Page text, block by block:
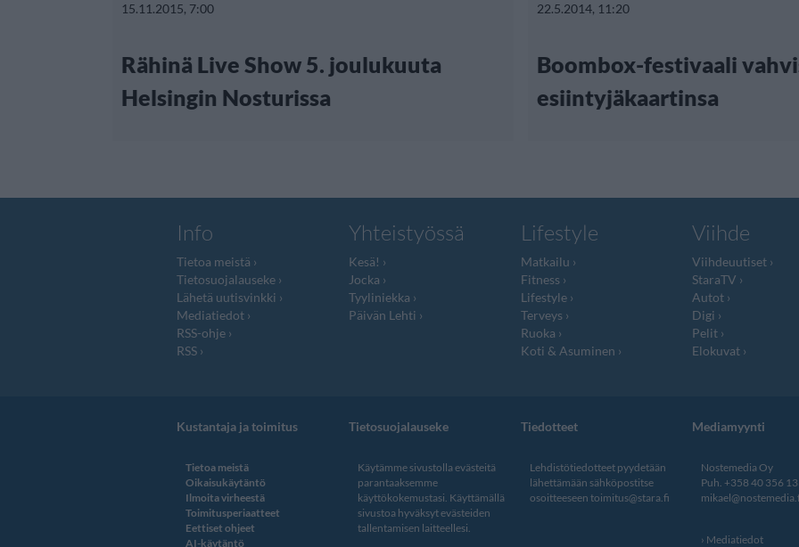
15.11.2015, 7:00
Rähinä Live Show 5. joulukuuta
Helsingin Nosturissa
22.5.2014, 11:20
Boombox-festivaali
esiintyjäkaartinsa
Info
Tietoa meistä
Tietosuojalauseke
Lähetä uutisvinkki
Mediatiedot
RSS-ohje
RSS
Yhteistyössä
Kesä!
Jocka
Tyyliniekka
Päivän Lehti
Lifestyle
Matkailu
Fitness
Lifestyle
Terveys
Ruoka
Koti & Asuminen
Viihde
Viihdeuutiset
StaraTV
Autot
Digi
Pelit
Elokuvat
Kustantaja ja toimitus
Tietoa meistä
Oikaisukäytäntö
Ilmoita virheestä
Toimitusperiaatteet
Eettiset ohjeet
AI-käytäntö
Tietosuojalauseke
Käytämme sivustolla evästeitä
parantaaksemme
käyttökokemustasi. Käyttämällä
sivustoa hyväksyt evästeiden
tallentamisen laitteellesi.
Tiedotteet
Lehdistötiedotteet pyydetään
lähettämään sähköpostitse
osoitteeseen toimitus@stara.fi
Mediamyynti
Nostemedia Oy
Puh. +358 40 356
Mediatiedot